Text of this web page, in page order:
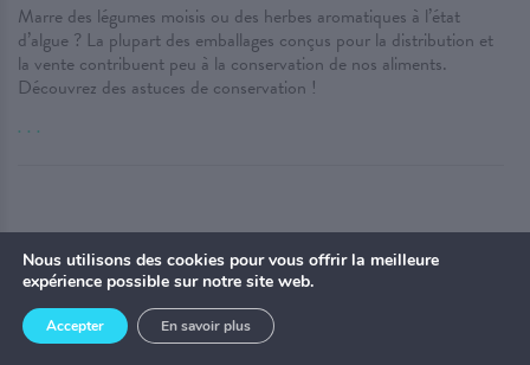
Marre des légumes moisis ou des herbes aromatiques à l’état
d’algue ? La plupart des emballages conçus pour la distribution et
la vente contribuent peu à la conservation de nos aliments.
Découvrez des astuces de conservation !
. . .
ACCUEIL
À NE PAS MANQUER
Nous utilisons des cookies pour vous offrir la meilleure
expérience possible sur notre site web.
Accepter En savoir plus